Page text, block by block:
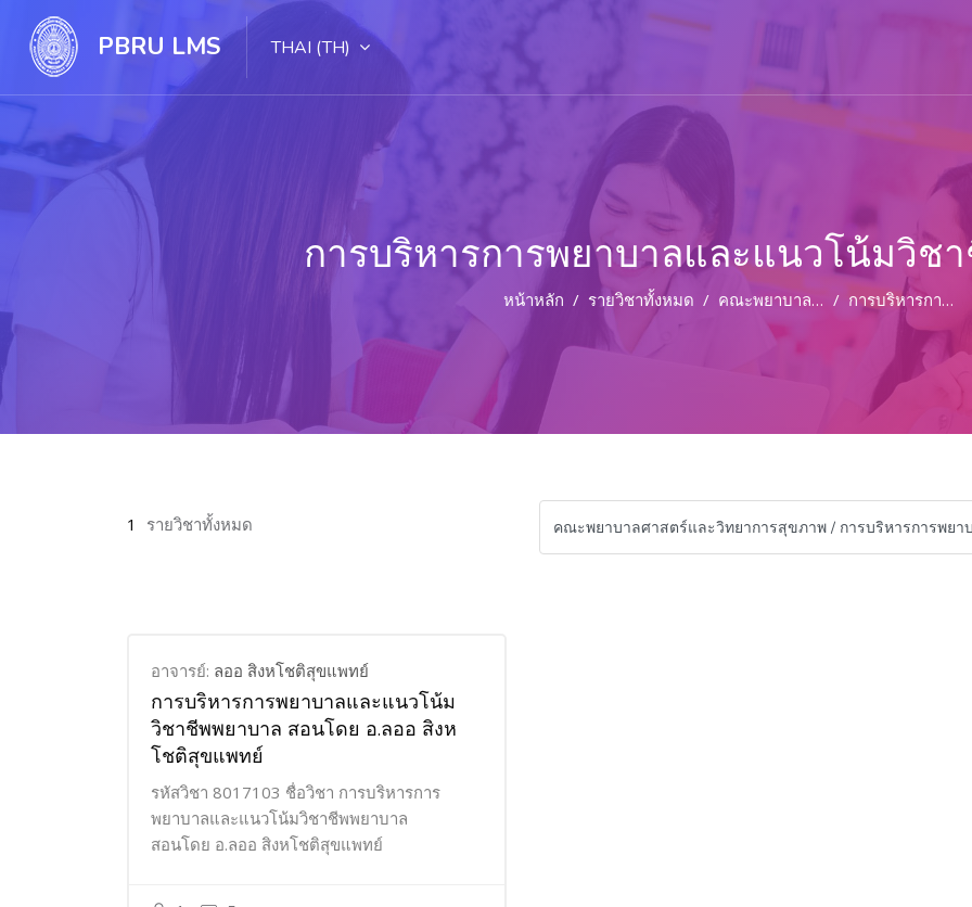
PBRU LMS THAI ‎(TH)‎
การบริหารการพยาบาลและแนวโน้มวิช
หน้าหลัก รายวิชาทั้งหมด คณะพยาบาลศาสตร์และวิทยาการสุขภาพ การบริหารการพยาบาลและแนวโน้มวิชาชีพพยาบาล
1
รายวิชาทั้งหมด
อาจารย์: ลออ สิงหโชติสุขแพทย์
การบริหารการพยาบาลและแนวโน้ม
วิชาชีพพยาบาล สอนโดย อ.ลออ สิงห
โชติสุขแพทย์
รหัสวิชา 8017103 ชื่อวิชา การบริหารการ
พยาบาลและแนวโน้มวิชาชีพพยาบาล
สอนโดย อ.ลออ สิงหโชติสุขแพทย์